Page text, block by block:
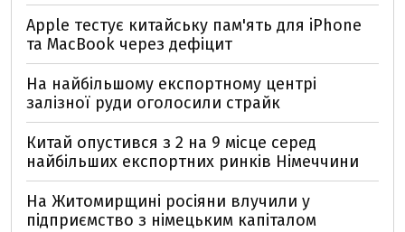
Apple тестує китайську пам'ять для iPhone
та MacBook через дефіцит
На найбільшому експортному центрі
залізної руди оголосили страйк
Китай опустився з 2 на 9 місце серед
найбільших експортних ринків Німеччини
На Житомирщині росіяни влучили у
підприємство з німецьким капіталом